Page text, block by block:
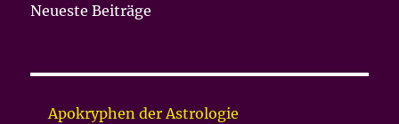
Neueste Beiträge
Apokryphen der Astrologie